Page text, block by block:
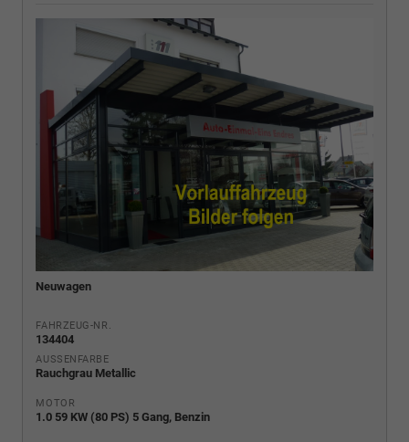
Neuwagen
FAHRZEUG-NR.
134404
AUSSENFARBE
Rauchgrau Metallic
MOTOR
1.0 59 KW (80 PS) 5 Gang, Benzin